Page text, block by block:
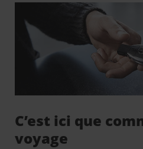
C’est ici que
voyage